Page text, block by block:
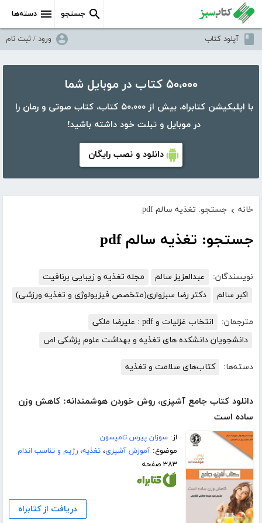
دسته‌ها جستجو
آپلود کتاب ورود / ثبت نام
۵۰،۰۰۰ کتاب در موبایل شما
با اپلیکیشن کتابراه، بیش از ۵۰،۰۰۰ کتاب، کتاب صوتی و رمان را
در موبایل و تبلت خود داشته باشید!
دانلود و نصب رایگان
خانه › جستجو: تغذیه سالم pdf
جستجو: تغذیه سالم pdf
نویسندگان: عبدالعزیز سالم
مجله تغذیه و زیبایی برنافیت
اکبر سالم
دکتر رضا سبزواری(متخصص فیزیولوژی و تغذیه ورزشی)
مترجمان:
انتخاب غزلیات و pdf : علیرضا ملکی
دانشجویان دانشکده های تغذیه و بهداشت علوم پزشکی اص
دسته‌ها: کتاب‌های سلامت و تغذیه
دانلود کتاب جامع آشپزی، روش خوردن هوشمندانه: کاهش وزن
ساده است
از:سوزان پیرس تامپسون
موضوع:آموزش آشپزی،تغذیه، رژیم و تناسب اندام
۳۸۳ صفحه
دریافت از کتابراه